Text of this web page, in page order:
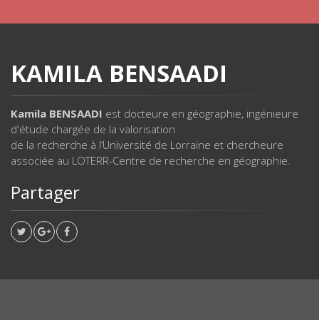
KAMILA BENSAADI
Kamila BENSAADI est docteure en géographie, ingénieure
d'étude chargée de la valorisation
de la recherche à l’Université de Lorraine et chercheure
associée au LOTERR-Centre de recherche en géographie.
Partager